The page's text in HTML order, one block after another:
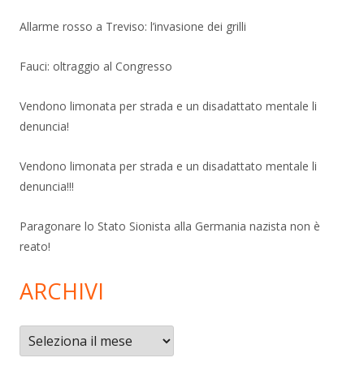
Allarme rosso a Treviso: l’invasione dei grilli
Fauci: oltraggio al Congresso
Vendono limonata per strada e un disadattato mentale li
denuncia!
Vendono limonata per strada e un disadattato mentale li
denuncia!!!
Paragonare lo Stato Sionista alla Germania nazista non è
reato!
ARCHIVI
Archivi